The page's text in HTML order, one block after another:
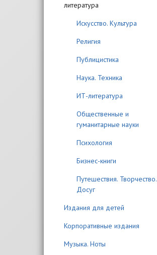
литература
Искусство. Культура
Религия
Публицистика
Наука. Техника
ИТ-литература
Общественные и
гуманитарные науки
Психология
Бизнес-книги
Путешествия. Творчество.
Досуг
Издания для детей
Корпоративные издания
Музыка. Ноты